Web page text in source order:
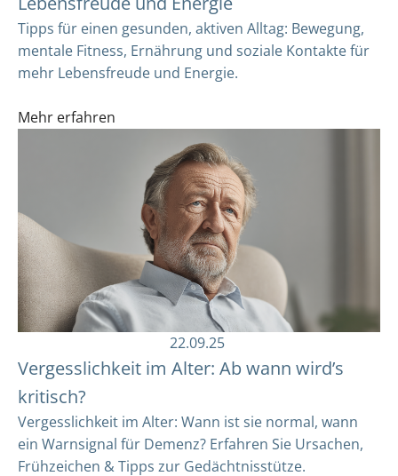
Tipps für einen gesunden, aktiven Alltag: Bewegung,
mentale Fitness, Ernährung und soziale Kontakte für
mehr Lebensfreude und Energie.
Mehr erfahren
22.09.25
Vergesslichkeit im Alter: Ab wann wird’s
kritisch?
Vergesslichkeit im Alter: Wann ist sie normal, wann
ein Warnsignal für Demenz? Erfahren Sie Ursachen,
Frühzeichen & Tipps zur Gedächtnisstütze.